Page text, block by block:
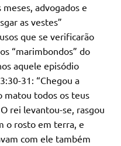
advogados e
as vestes”
que se verificarão
“marimbondos” do
aquele episódio
31: “Chegou a
matou todos os teus
rei levantou-se, rasgou
o rosto em terra, e
com ele também